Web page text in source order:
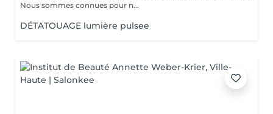
Nous sommes connues pour n...
DÉTATOUAGE lumière pulsee